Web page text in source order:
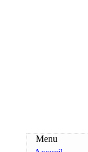
Menu